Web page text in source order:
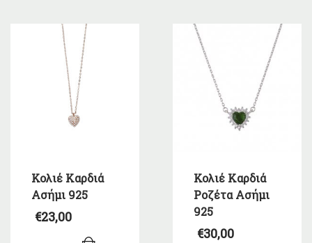
Κολιέ Καρδιά
Ασήμι 925
€23,00
Κολιέ Καρδιά
Ροζέτα Ασήμι
925
€30,00